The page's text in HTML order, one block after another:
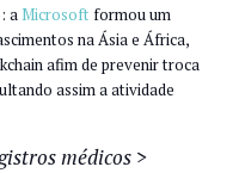
a Microsoft formou um
na Ásia e África,
afim de prevenir troca
assim a atividade
médicos >